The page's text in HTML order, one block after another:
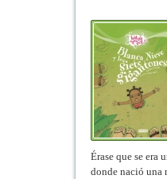
Érase que se era
donde nació una